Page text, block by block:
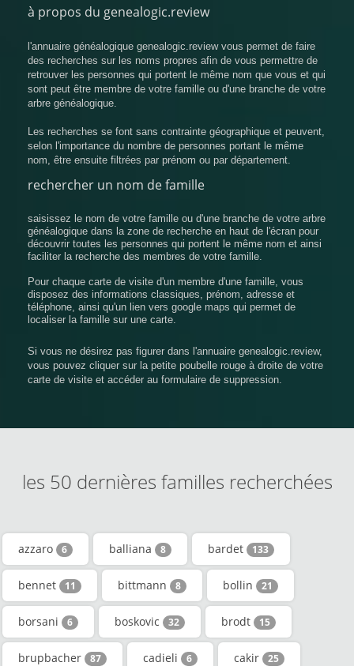
à propos du genealogic.review
l'annuaire généalogique genealogic.review vous permet de faire
des recherches sur les noms propres afin de vous permettre de
retrouver les personnes qui portent le même nom que vous et qui
sont peut être membre de votre famille ou d'une branche de votre
arbre généalogique.
Les recherches se font sans contrainte géographique et peuvent,
selon l'importance du nombre de personnes portant le même
nom, être ensuite filtrées par prénom ou par département.
rechercher un nom de famille
saisissez le nom de votre famille ou d'une branche de votre arbre
généalogique dans la zone de recherche en haut de l'écran pour
découvrir toutes les personnes qui portent le même nom et ainsi
faciliter la recherche des membres de votre famille.
Pour chaque carte de visite d'un membre d'une famille, vous
disposez des informations classiques, prénom, adresse et
téléphone, ainsi qu'un lien vers google maps qui permet de
localiser la famille sur une carte.
Si vous ne désirez pas figurer dans l'annuaire genealogic.review,
vous pouvez cliquer sur la petite poubelle rouge à droite de votre
carte de visite et accéder au formulaire de suppression.
les 50 dernières familles recherchées
azzaro 6 balliana 8 bardet 133
bennet 11 bittmann 8 bollin 21
borsani 6 boskovic 32 brodt 15
brupbacher 87 cadieli 6 cakir 25